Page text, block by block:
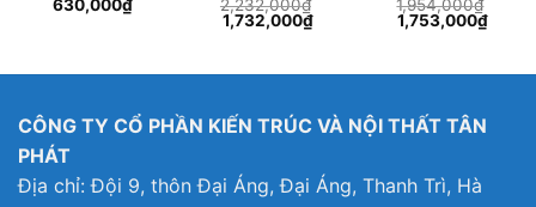
630,000₫ 2,232,000₫
Giá
gốc
1,732,000₫Giá
hiện
1,954,000₫
Giá
gốc
1,753,000₫Giá
hiện
CÔNG TY CỔ PHẦN KIẾN TRÚC VÀ NỘI THẤT TÂN
PHÁT
Địa chỉ: Đội 9, thôn Đại Áng, Đại Áng, Thanh Trì, Hà